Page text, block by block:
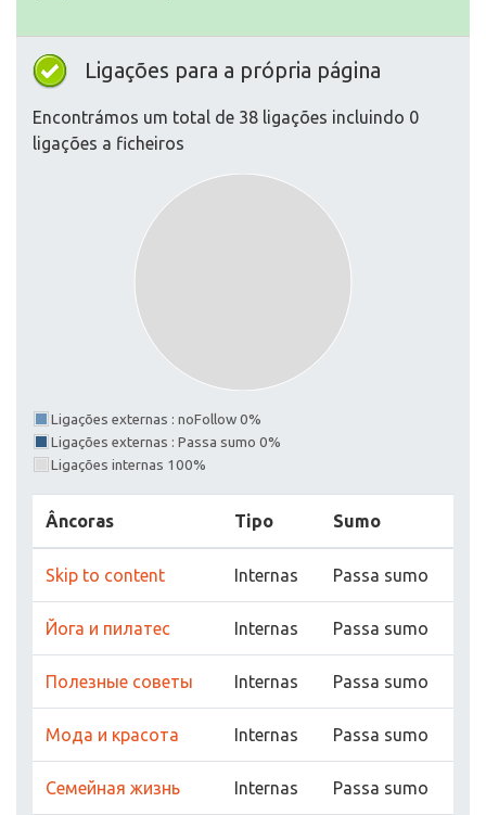
Ligações para a própria página
Encontrámos um total de 38 ligações incluindo 0
ligações a ficheiros
Ligações externas : noFollow 0%
Ligações externas : Passa sumo 0%
Ligações internas 100%
Âncoras Tipo Sumo
Skip to content Internas Passa sumo
Йога и пилатес Internas Passa sumo
Полезные советы Internas Passa sumo
Мода и красота Internas Passa sumo
Семейная жизнь Internas Passa sumo